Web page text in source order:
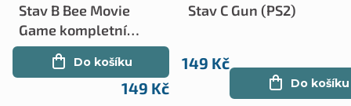
Stav B Bee Movie
Game kompletní
(PS2)
149 Kč
Do košíku
Stav C Gun (PS2)
149 Kč
Do košíku